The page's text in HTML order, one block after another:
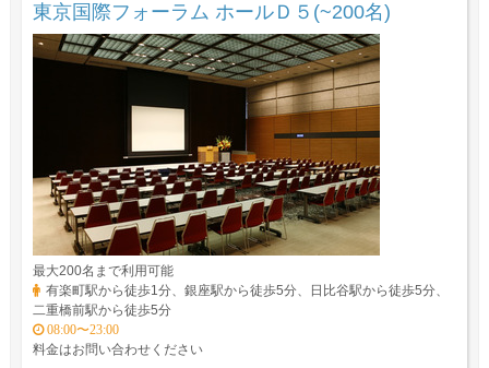
東京国際フォーラム ホールＤ５(~200名)
最大200名まで利用可能
有楽町駅から徒歩1分、銀座駅から徒歩5分、日比谷駅から徒歩5分、
二重橋前駅から徒歩5分
08:00〜23:00
料金はお問い合わせください